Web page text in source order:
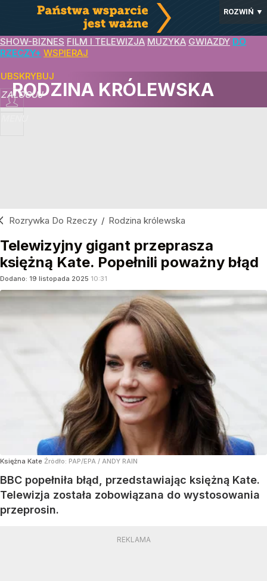
ROZWIŃ ▼
SHOW-BIZNES FILM I TELEWIZJA MUZYKA GWIAZDY DO
RZECZY+ WSPIERAJ
ZALOGUJ
RODZINA KRÓLEWSKA
Rozrywka Do Rzeczy / Rodzina królewska
Telewizyjny gigant przeprasza
księżną Kate. Popełnili poważny błąd
Dodano: 19 listopada 2025 10:31
Księżna Kate Źródło: PAP/EPA / ANDY RAIN
BBC popełniła błąd, przedstawiając księżną Kate.
Telewizja została zobowiązana do wystosowania
przeprosin.